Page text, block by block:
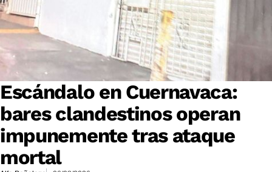
Escándalo en Cuernavaca:
bares clandestinos operan
impunemente tras ataque
mortal